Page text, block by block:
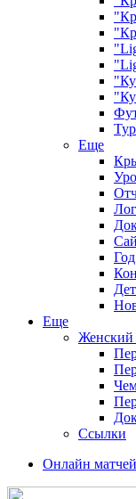
Еще
Еще
Женский
Ссылки
Онлайн матчей